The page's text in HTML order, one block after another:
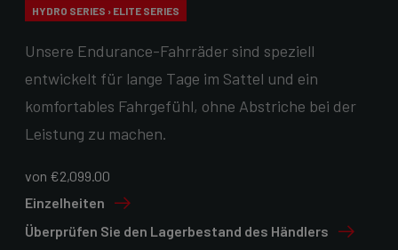
HYDRO SERIES › ELITE SERIES
Unsere Endurance-Fahrräder sind speziell
entwickelt für lange Tage im Sattel und ein
komfortables Fahrgefühl, ohne Abstriche bei der
Leistung zu machen.
von €2,099.00
Einzelheiten
Überprüfen Sie den Lagerbestand des Händlers